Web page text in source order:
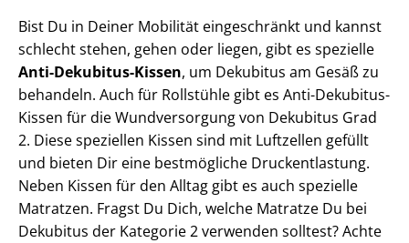
Bist Du in Deiner Mobilität eingeschränkt und kannst
schlecht stehen, gehen oder liegen, gibt es spezielle
Anti-Dekubitus-Kissen, um Dekubitus am Gesäß zu
behandeln. Auch für Rollstühle gibt es Anti-Dekubitus-
Kissen für die Wundversorgung von Dekubitus Grad
2. Diese speziellen Kissen sind mit Luftzellen gefüllt
und bieten Dir eine bestmögliche Druckentlastung.
Neben Kissen für den Alltag gibt es auch spezielle
Matratzen. Fragst Du Dich, welche Matratze Du bei
Dekubitus der Kategorie 2 verwenden solltest? Achte